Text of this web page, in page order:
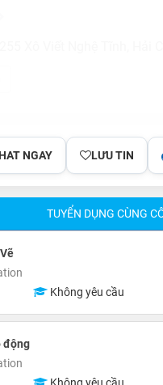
NGAY LƯU TIN
TUYỂN DỤNG CÙNG
Không yêu cầu
động